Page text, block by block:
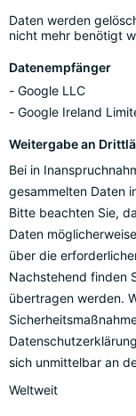
Daten werden
nicht mehr benötigt
Datenempfänger
Google LLC
Google Ireland
Weitergabe an
Bei in
gesammelten Daten
Bitte beachten Sie,
Daten
über die
Nachstehend finden
übertragen werden.
sich unmittelbar an
Weltweit